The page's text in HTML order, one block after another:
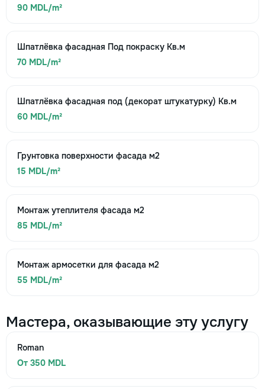
90 MDL/m²
Шпатлёвка фасадная Под покраску Кв.м
70 MDL/m²
Шпатлёвка фасадная под (декорат штукатурку) Кв.м
60 MDL/m²
Грунтовка поверхности фасада м2
15 MDL/m²
Монтаж утеплителя фасада м2
85 MDL/m²
Монтаж армосетки для фасада м2
55 MDL/m²
Мастера, оказывающие эту услугу
Roman
От 350 MDL